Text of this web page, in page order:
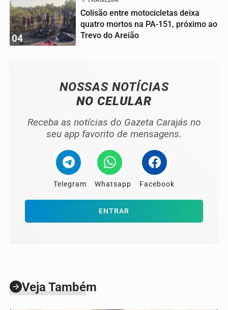
04
Colisão entre motocicletas deixa
quatro mortos na PA-151, próximo ao
Trevo do Areião
NOSSAS NOTÍCIAS
NO CELULAR
Receba as notícias do Gazeta Carajás no
seu app favorito de mensagens.
Telegram Whatsapp Facebook
ENTRAR
Veja Também